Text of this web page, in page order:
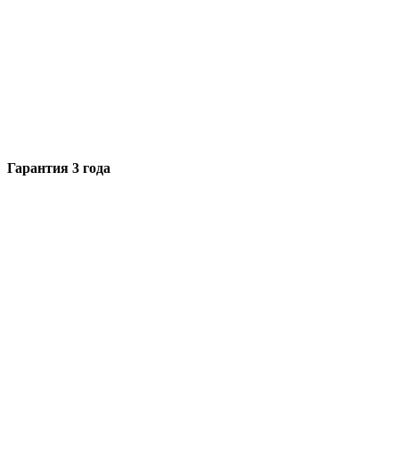
Гарантия 3 года